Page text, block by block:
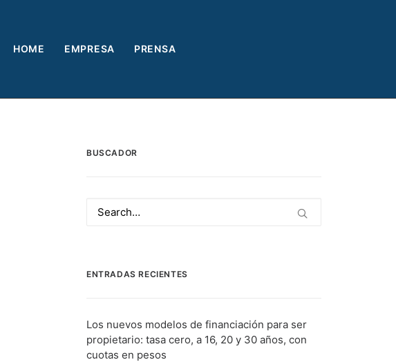
HOME EMPRESA PRENSA
BUSCADOR
ENTRADAS RECIENTES
Los nuevos modelos de financiación para ser
propietario: tasa cero, a 16, 20 y 30 años, con
cuotas en pesos